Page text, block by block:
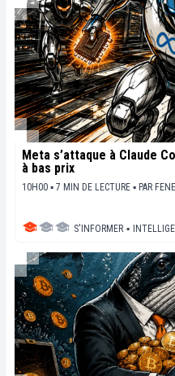
Meta s’attaque à Claude
à bas prix
10H00 ▪ 7 MIN DE LECTURE ▪ PAR
S'INFORMER ▪